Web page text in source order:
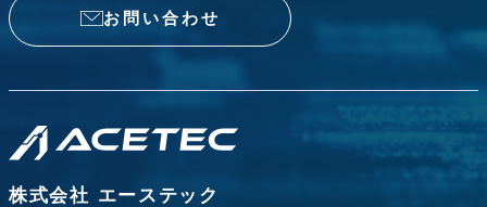
お問い合わせ
株式会社 エーステック